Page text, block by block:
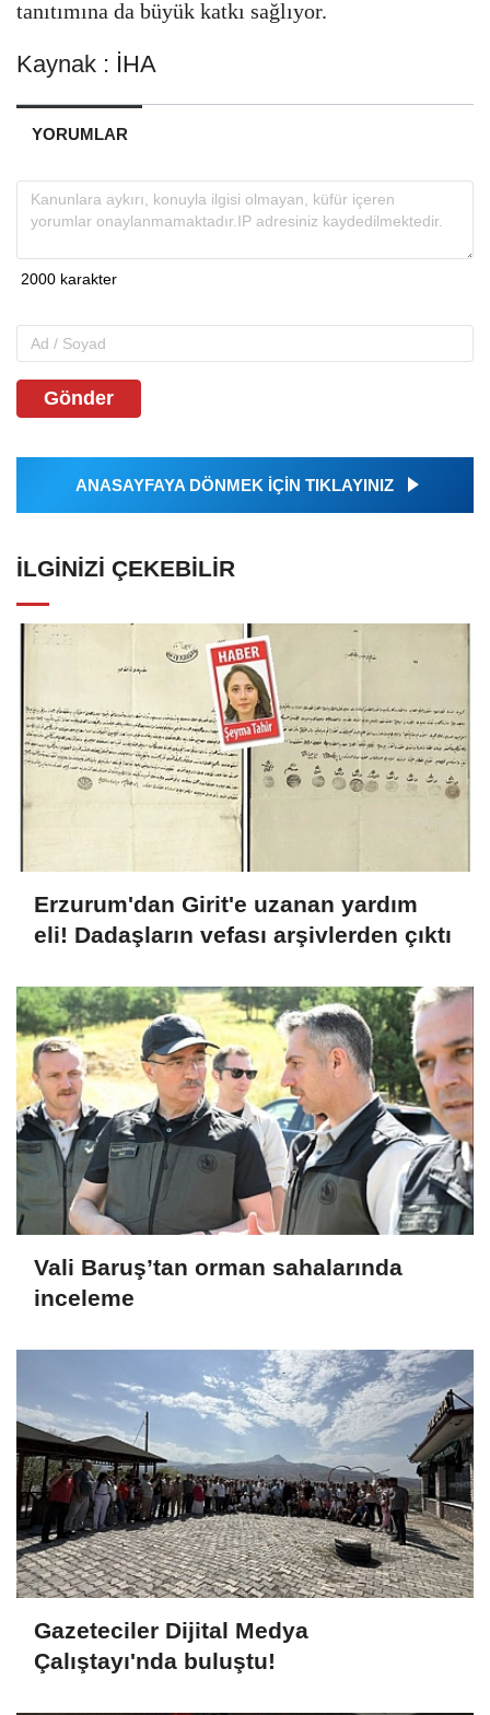
tanıtımına da büyük katkı sağlıyor.
Kaynak : İHA
YORUMLAR
Gönder
ANASAYFAYA DÖNMEK İÇİN TIKLAYINIZ
İLGINIZI ÇEKEBILIR
Erzurum'dan Girit'e uzanan yardım
eli! Dadaşların vefası arşivlerden çıktı
Vali Baruş’tan orman sahalarında
inceleme
Gazeteciler Dijital Medya
Çalıştayı'nda buluştu!